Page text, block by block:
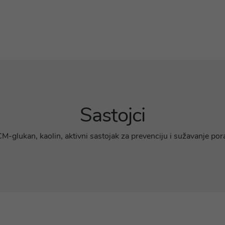
Sastojci
glukan, kaolin, aktivni sastojak za prevenciju i sužavanje